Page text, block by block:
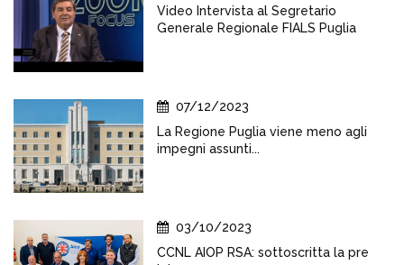
Video Intervista al Segretario
Generale Regionale FIALS Puglia
07/12/2023
La Regione Puglia viene meno agli
impegni assunti...
03/10/2023
CCNL AIOP RSA: sottoscritta la pre